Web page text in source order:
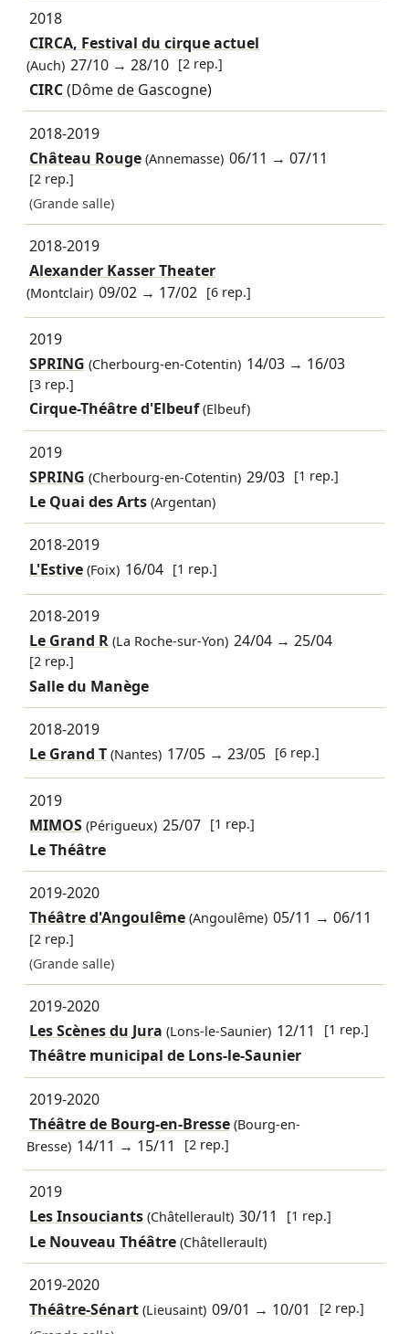
2018
CIRCA, Festival du cirque actuel
(Auch) 27/10 →28/10 [2 rep.]
CIRC(Dôme de Gascogne)
2018-2019
Château Rouge(Annemasse) 06/11 →07/11
[2 rep.]
(Grande salle)
2018-2019
Alexander Kasser Theater
(Montclair) 09/02 → 17/02 [6 rep.]
2019
SPRING (Cherbourg-en-Cotentin) 14/03 → 16/03
[3 rep.]
Cirque-Théâtre d'Elbeuf (Elbeuf)
2019
SPRING (Cherbourg-en-Cotentin) 29/03 [1 rep.]
Le Quai des Arts (Argentan)
2018-2019
L'Estive(Foix) 16/04 [1 rep.]
2018-2019
Le Grand R(La Roche-sur-Yon) 24/04 →25/04
[2 rep.]
Salle du Manège
2018-2019
Le Grand T(Nantes) 17/05 →23/05 [6 rep.]
2019
MIMOS(Périgueux) 25/07 [1 rep.]
Le Théâtre
2019-2020
Théâtre d'Angoulême(Angoulême) 05/11 →06/11
[2 rep.]
(Grande salle)
2019-2020
Les Scènes du Jura (Lons-le-Saunier) 12/11 [1 rep.]
Théâtre municipal de Lons-le-Saunier
2019-2020
Théâtre de Bourg-en-Bresse(Bourg-en-
Bresse) 14/11 → 15/11 [2 rep.]
2019
Les Insouciants(Châtellerault) 30/11 [1 rep.]
Le Nouveau Théâtre (Châtellerault)
2019-2020
Théâtre-Sénart(Lieusaint) 09/01 → 10/01
[2 rep.]